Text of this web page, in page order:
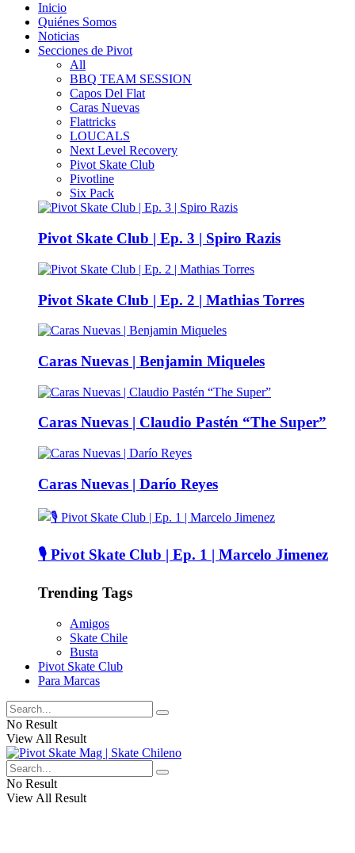
Inicio
Quiénes Somos
Noticias
Secciones de Pivot
All
BBQ TEAM SESSION
Capos Del Flat
Caras Nuevas
Flattricks
LOUCALS
Next Level Recovery
Pivot Skate Club
Pivotline
Six Pack
Pivot Skate Club | Ep. 3 | Spiro Razis
Pivot Skate Club | Ep. 2 | Mathias Torres
Caras Nuevas | Benjamin Miqueles
Caras Nuevas | Claudio Pastén “The Super”
Caras Nuevas | Darío Reyes
🎙️ Pivot Skate Club | Ep. 1 | Marcelo Jimenez
Trending Tags
Amigos
Skate Chile
Busta
Pivot Skate Club
Para Marcas
No Result
View All Result
No Result
View All Result